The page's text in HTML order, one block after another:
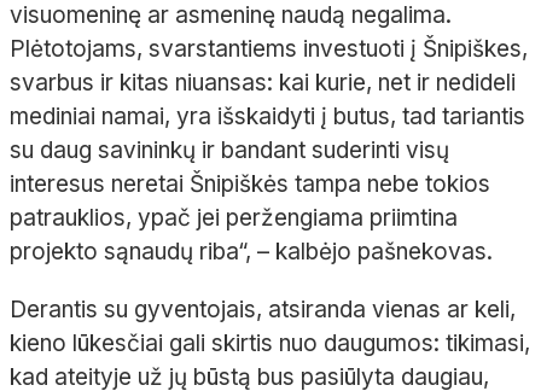
visuomeninę ar asmeninę naudą negalima.
Plėtotojams, svarstantiems investuoti į Šnipiškes,
svarbus ir kitas niuansas: kai kurie, net ir nedideli
mediniai namai, yra išskaidyti į butus, tad tariantis
su daug savininkų ir bandant suderinti visų
interesus neretai Šnipiškės tampa nebe tokios
patrauklios, ypač jei peržengiama priimtina
projekto sąnaudų riba“, – kalbėjo pašnekovas.
Derantis su gyventojais, atsiranda vienas ar keli,
kieno lūkesčiai gali skirtis nuo daugumos: tikimasi,
kad ateityje už jų būstą bus pasiūlyta daugiau,